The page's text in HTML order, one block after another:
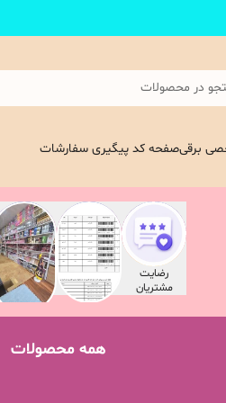
در محصولات
برقیصفحه کد پیگیری سفارشات
رضایت
مشتریان
بارکد مرسولات
پستی
بسته بندی
روزانه
محصولات
همه محصولات